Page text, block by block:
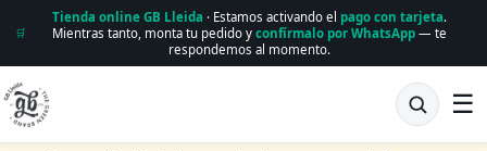
🛒
Tienda online GB Lleida · Estamos activando el pago con tarjeta.
Mientras tanto, monta tu pedido y confírmalo por WhatsApp— te
respondemos al momento.
☰